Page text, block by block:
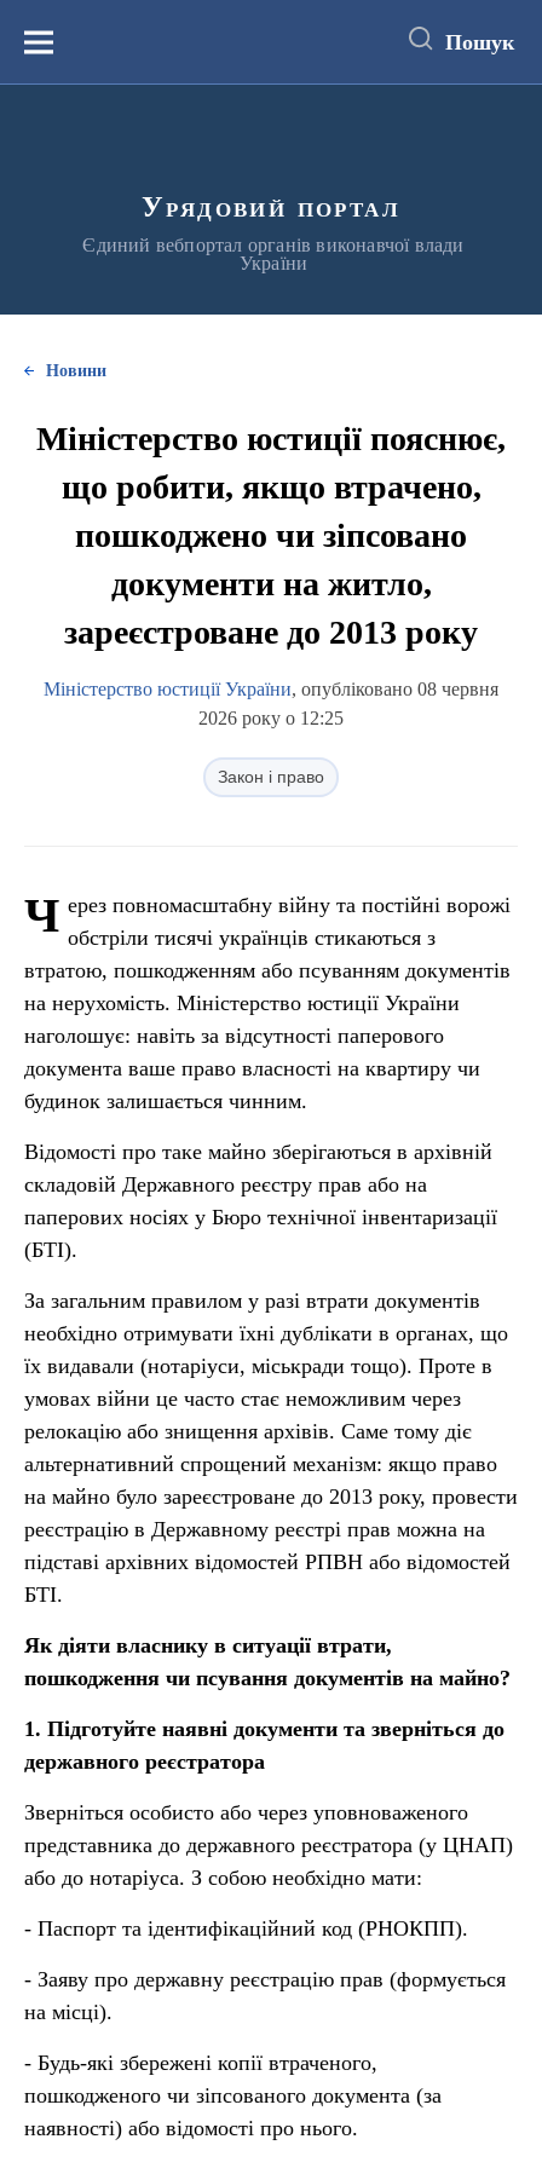
вмістуМеню Пошук
Урядовий портал
Єдиний вебпортал органів виконавчої влади
України
Новини
Міністерство юстиції пояснює,
що робити, якщо втрачено,
пошкоджено чи зіпсовано
документи на житло,
зареєстроване до 2013 року
Міністерство юстиції України, опубліковано 08 червня
2026 року о 12:25
Закон і право
Ч ерез повномасштабну війну та постійні ворожі
обстріли тисячі українців стикаються з
втратою, пошкодженням або псуванням документів
на нерухомість. Міністерство юстиції України
наголошує: навіть за відсутності паперового
документа ваше право власності на квартиру чи
будинок залишається чинним.
Відомості про таке майно зберігаються в архівній
складовій Державного реєстру прав або на
паперових носіях у Бюро технічної інвентаризації
(БТІ).
За загальним правилом у разі втрати документів
необхідно отримувати їхні дублікати в органах, що
їх видавали (нотаріуси, міськради тощо). Проте в
умовах війни це часто стає неможливим через
релокацію або знищення архівів. Саме тому діє
альтернативний спрощений механізм: якщо право
на майно було зареєстроване до 2013 року, провести
реєстрацію в Державному реєстрі прав можна на
підставі архівних відомостей РПВН або відомостей
БТІ.
Як діяти власнику в ситуації втрати,
пошкодження чи псування документів на майно?
1. Підготуйте наявні документи та зверніться до
державного реєстратора
Зверніться особисто або через уповноваженого
представника до державного реєстратора (у ЦНАП)
або до нотаріуса. З собою необхідно мати:
- Паспорт та ідентифікаційний код (РНОКПП).
- Заяву про державну реєстрацію прав (формується
на місці).
- Будь-які збережені копії втраченого,
пошкодженого чи зіпсованого документа (за
наявності) або відомості про нього.